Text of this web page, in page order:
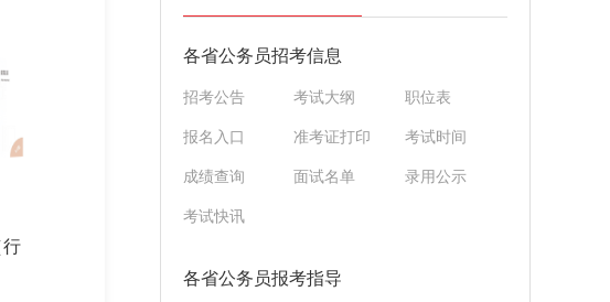
各省公务员招考信息
招考公告 考试大纲 职位表
报名入口 准考证打印 考试时间
成绩查询 面试名单 录用公示
考试快讯
各省公务员报考指导